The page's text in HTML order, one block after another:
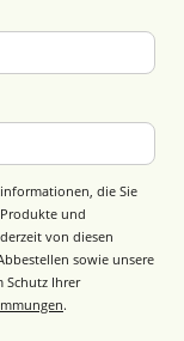
die Sie
und
von diesen
sowie unsere
Schutz Ihrer
.